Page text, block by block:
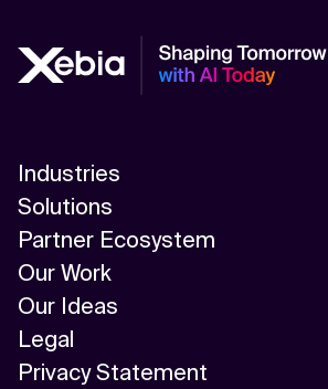
Industries
Solutions
Partner Ecosystem
Our Work
Our Ideas
Legal
Privacy Statement